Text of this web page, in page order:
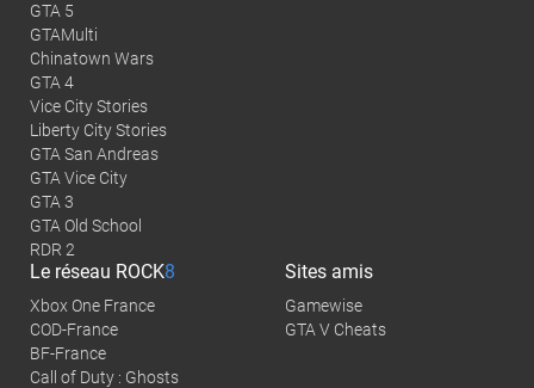
GTA 5
GTAMulti
Chinatown Wars
GTA 4
Vice City Stories
Liberty City Stories
GTA San Andreas
GTA Vice City
GTA 3
GTA Old School
RDR 2
Le réseau ROCK8
Xbox One France
COD-France
BF-France
Call of Duty : Ghosts
Sites amis
Gamewise
GTA V Cheats